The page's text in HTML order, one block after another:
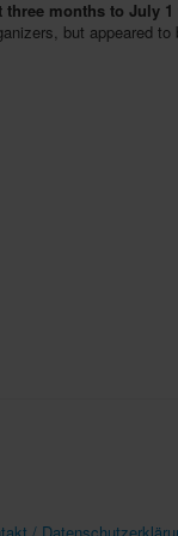
months to July 1
but appeared
/